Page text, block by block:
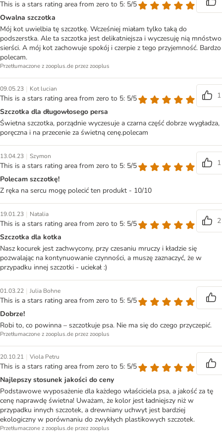
This is a stars rating area from zero to 5: 5/5
Owalna szczotka
Mój kot uwielbia tę szczotkę. Wcześniej miałam tylko taką do
podszerstka. Ale ta szczotka jest delikatniejsza i wyczesuję nią mnóstwo
sierści. A mój kot zachowuje spokój i czerpie z tego przyjemność. Bardzo
polecam.
Przetłumaczone z zooplus.de przez zooplus
09.05.23 | Kot lucian
This is a stars rating area from zero to 5: 5/5
1
Szczotka dla długowłosego persa
Świetna szczotka, porządnie wyczesuje a czarna część dobrze wygładza,
poręczna i na przecenie za świetną cenę.polecam
13.04.23 | Szymon
This is a stars rating area from zero to 5: 5/5
1
Polecam szczotkę!
Z ręka na sercu mogę polecić ten produkt - 10/10
19.01.23 | Natalia
This is a stars rating area from zero to 5: 5/5
2
Szczotka dla kotka
Nasz kocurek jest zachwycony, przy czesaniu mruczy i kładzie się
pozwalając na kontynuowanie czynności, a muszę zaznaczyć, że w
przypadku innej szczotki - uciekał :)
01.03.22 | Julia Bohne
This is a stars rating area from zero to 5: 5/5
Dobrze!
Robi to, co powinna – szczotkuje psa. Nie ma się do czego przyczepić.
Przetłumaczone z zooplus.de przez zooplus
20.10.21 | Viola Petru
This is a stars rating area from zero to 5: 5/5
Najlepszy stosunek jakości do ceny
Podstawowe wyposażenie dla każdego właściciela psa, a jakość za tę
cenę naprawdę świetna! Uważam, że kolor jest ładniejszy niż w
przypadku innych szczotek, a drewniany uchwyt jest bardziej
ekologiczny w porównaniu do zwykłych plastikowych szczotek.
Przetłumaczone z zooplus.de przez zooplus